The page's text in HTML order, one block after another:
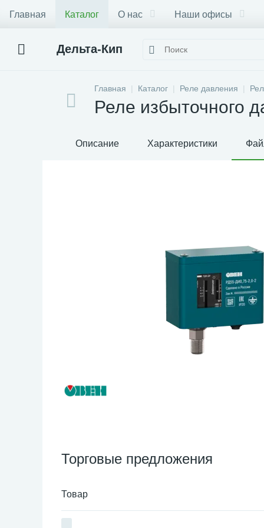
Главная Каталог О нас Наши офисы
Дельта-Кип
Главная Каталог Реле давления
Реле избыточного
Описание Характеристики
Торговые предложения
Товар